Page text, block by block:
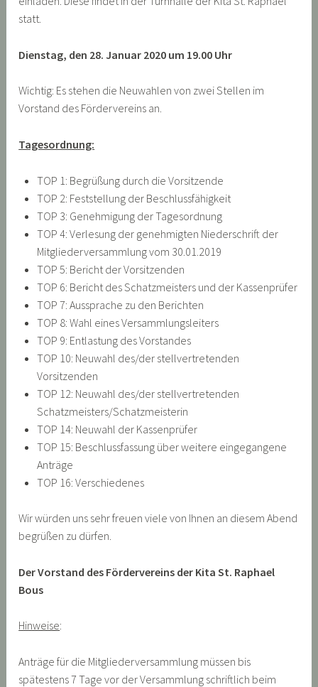
statt.
Dienstag, den 28. Januar 2020 um 19.00 Uhr
Wichtig: Es stehen die Neuwahlen von zwei Stellen im
Vorstand des Fördervereins an.
Tagesordnung:
TOP 1: Begrüßung durch die Vorsitzende
TOP 2: Feststellung der Beschlussfähigkeit
TOP 3: Genehmigung der Tagesordnung
TOP 4: Verlesung der genehmigten Niederschrift der
Mitgliederversammlung vom 30.01.2019
TOP 5: Bericht der Vorsitzenden
TOP 6: Bericht des Schatzmeisters und der Kassenprüfer
TOP 7: Aussprache zu den Berichten
TOP 8: Wahl eines Versammlungsleiters
TOP 9: Entlastung des Vorstandes
TOP 10: Neuwahl des/der stellvertretenden
Vorsitzenden
TOP 12: Neuwahl des/der stellvertretenden
Schatzmeisters/Schatzmeisterin
TOP 14: Neuwahl der Kassenprüfer
TOP 15: Beschlussfassung über weitere eingegangene
Anträge
TOP 16: Verschiedenes
Wir würden uns sehr freuen viele von Ihnen an diesem Abend
begrüßen zu dürfen.
Der Vorstand des Fördervereins der Kita St. Raphael
Bous
Hinweise:
Anträge für die Mitgliederversammlung müssen bis
spätestens 7 Tage vor der Versammlung schriftlich beim